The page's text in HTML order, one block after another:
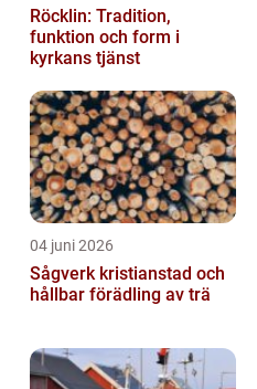
Röcklin: Tradition,
funktion och form i
kyrkans tjänst
04 juni 2026
Sågverk kristianstad och
hållbar förädling av trä